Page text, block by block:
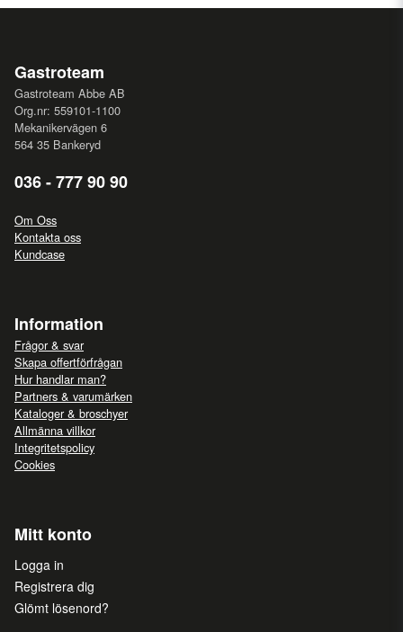
Gastroteam
Gastroteam Abbe AB
Org.nr: 559101-1100
Mekanikervägen 6
564 35 Bankeryd
036 - 777 90 90
Om Oss
Kontakta oss
Kundcase
Information
Frågor & svar
Skapa offertförfrågan
Hur handlar man?
Partners & varumärken
Kataloger & broschyer
Allmänna villkor
Integritetspolicy
Cookies
Mitt konto
Logga in
Registrera dig
Glömt lösenord?